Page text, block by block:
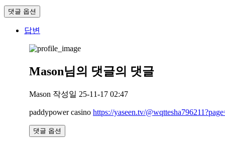
댓글 옵션
답변
Mason님의 댓글의 댓글
Mason 작성일 25-11-17 02:47
paddypower casino https://yaseen.tv/
댓글 옵션